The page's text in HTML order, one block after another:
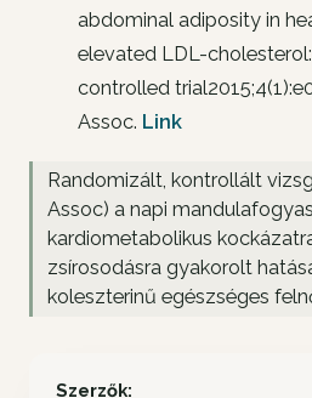
abdominal adiposity in
elevated LDL-
controlled
Assoc. Link
Randomizált, kontrollált
Assoc) a napi
kardiometabolikus
zsírosodásra gyakorolt
koleszterinű egészséges
Szerzők: